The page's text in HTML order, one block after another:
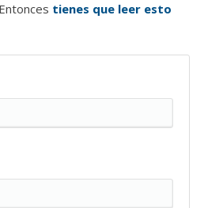
tienes que leer esto